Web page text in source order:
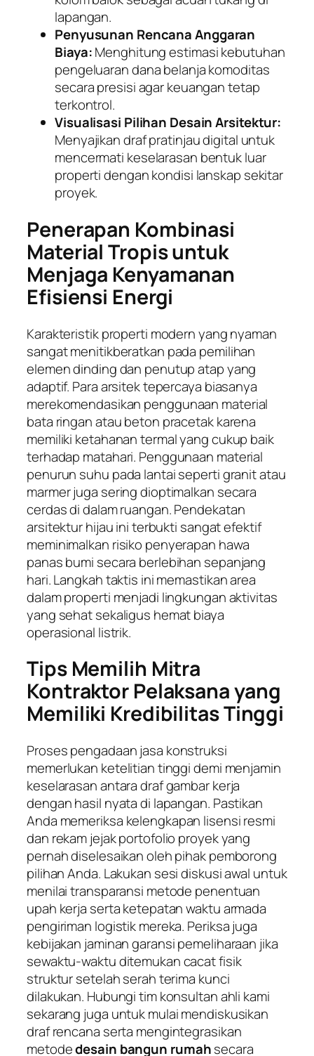
lapangan.
Penyusunan Rencana Anggaran
Biaya:Menghitung estimasi kebutuhan
pengeluaran dana belanja komoditas
secara presisi agar keuangan tetap
terkontrol.
Visualisasi Pilihan Desain Arsitektur:
Menyajikan draf pratinjau digital untuk
mencermati keselarasan bentuk luar
properti dengan kondisi lanskap sekitar
proyek.
Penerapan Kombinasi
Material Tropis untuk
Menjaga Kenyamanan
Efisiensi Energi
Karakteristik properti modern yang nyaman
sangat menitikberatkan pada pemilihan
elemen dinding dan penutup atap yang
adaptif. Para arsitek tepercaya biasanya
merekomendasikan penggunaan material
bata ringan atau beton pracetak karena
memiliki ketahanan termal yang cukup baik
terhadap matahari. Penggunaan material
penurun suhu pada lantai seperti granit atau
marmer juga sering dioptimalkan secara
cerdas di dalam ruangan. Pendekatan
arsitektur hijau ini terbukti sangat efektif
meminimalkan risiko penyerapan hawa
panas bumi secara berlebihan sepanjang
hari. Langkah taktis ini memastikan area
dalam properti menjadi lingkungan aktivitas
yang sehat sekaligus hemat biaya
operasional listrik.
Tips Memilih Mitra
Kontraktor Pelaksana yang
Memiliki Kredibilitas Tinggi
Proses pengadaan jasa konstruksi
memerlukan ketelitian tinggi demi menjamin
keselarasan antara draf gambar kerja
dengan hasil nyata di lapangan. Pastikan
Anda memeriksa kelengkapan lisensi resmi
dan rekam jejak portofolio proyek yang
pernah diselesaikan oleh pihak pemborong
pilihan Anda. Lakukan sesi diskusi awal untuk
menilai transparansi metode penentuan
upah kerja serta ketepatan waktu armada
pengiriman logistik mereka. Periksa juga
kebijakan jaminan garansi pemeliharaan jika
sewaktu-waktu ditemukan cacat fisik
struktur setelah serah terima kunci
dilakukan. Hubungi tim konsultan ahli kami
sekarang juga untuk mulai mendiskusikan
draf rencana serta mengintegrasikan
metodedesain bangun rumahsecara